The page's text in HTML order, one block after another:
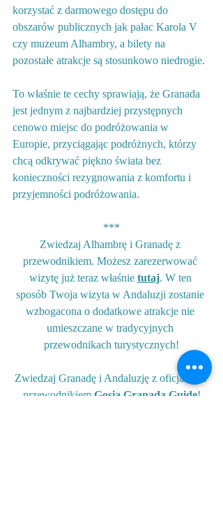
korzystać z darmowego dostępu do
obszarów publicznych jak pałac Karola V
czy muzeum Alhambry, a bilety na
pozostałe atrakcje są stosunkowo niedrogie.
To właśnie te cechy sprawiają, że Granada
jest jednym z najbardziej przystępnych
cenowo miejsc do podróżowania w
Europie, przyciągając podróżnych, którzy
chcą odkrywać piękno świata bez
konieczności rezygnowania z komfortu i
przyjemności podróżowania.
***
Zwiedzaj Alhambrę i Granadę z
przewodnikiem. Możesz zarezerwować
wizytę już teraz właśnie tutaj. W ten
sposób Twoja wizyta w Andaluzji zostanie
wzbogacona o dodatkowe atrakcje nie
umieszczane w tradycyjnych
przewodnikach turystycznych!
Zwiedzaj Granadę i Andaluzję z oficjalnym
przewodnikiem Gosia Granada Guide!